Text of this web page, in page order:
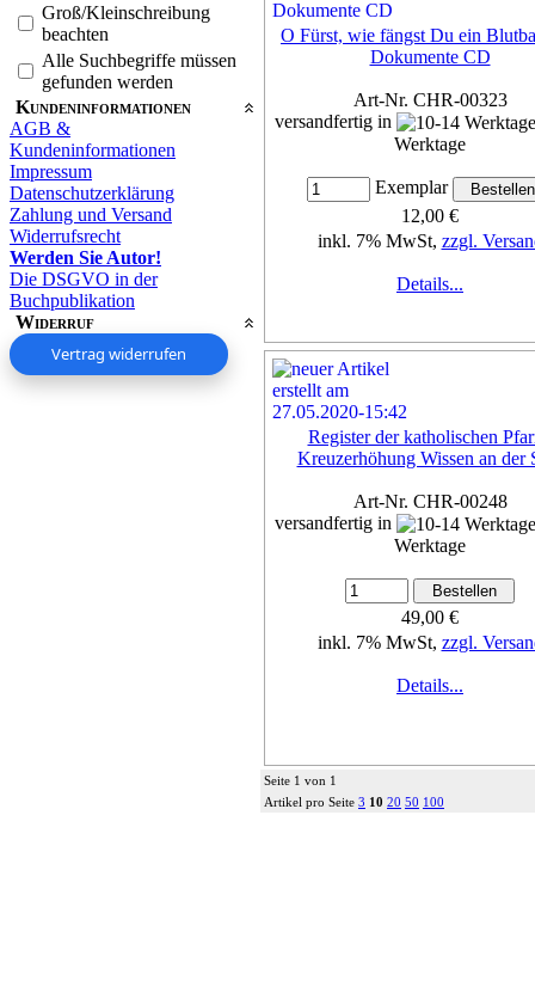
Groß/Kleinschreibung
beachten
Alle Suchbegriffe müssen
gefunden werden
Kundeninformationen
AGB &
Kundeninformationen
Impressum
Datenschutzerklärung
Zahlung und Versand
Widerrufsrecht
Werden Sie Autor!
Die DSGVO in der
Buchpublikation
Widerruf
Vertrag widerrufen
O Fürst, wie fängst Du ein
Dokumente CD
Art-Nr. CHR-00323
versandfertig in
Werktage
Exemplar
12,00 €
inkl. 7% MwSt, zzgl.
Details...
Register der katholischen
Kreuzerhöhung Wissen an der
Art-Nr. CHR-00248
versandfertig in
Werktage
49,00 €
inkl. 7% MwSt, zzgl.
Details...
Seite 1 von 1
Artikel pro Seite 3 10 20 50 100